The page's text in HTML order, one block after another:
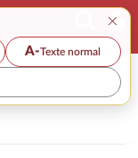
×
A-Texte normal